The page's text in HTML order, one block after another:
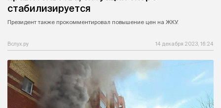
стабилизируется
Президент также прокомментировал повышение цен на ЖКУ.
Вслух.ру 14 декабря 2023, 16:24